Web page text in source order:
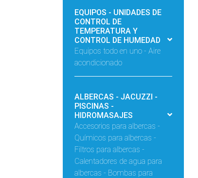
EQUIPOS - UNIDADES DE
CONTROL DE
TEMPERATURA Y
CONTROL DE HUMEDAD
Equipos todo en uno - Aire
acondicionado
ALBERCAS - JACUZZI -
PISCINAS -
HIDROMASAJES
Accesorios para albercas -
Químicos para albercas -
Filtros para albercas -
Calentadores de agua para
albercas - Bombas para